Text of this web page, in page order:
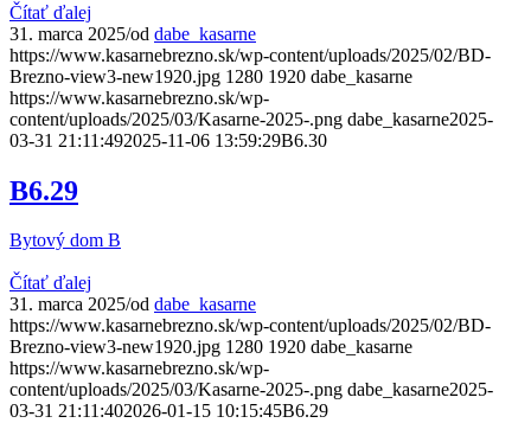
Čítať ďalej
31. marca 2025/od dabe_kasarne
https://www.kasarnebrezno.sk/wp-content/uploads/2025/02/BD-
Brezno-view3-new1920.jpg 1280 1920 dabe_kasarne
https://www.kasarnebrezno.sk/wp-
content/uploads/2025/03/Kasarne-2025-.png dabe_kasarne2025-
03-31 21:11:492025-11-06 13:59:29B6.30
B6.29
Bytový dom B
Čítať ďalej
31. marca 2025/od dabe_kasarne
https://www.kasarnebrezno.sk/wp-content/uploads/2025/02/BD-
Brezno-view3-new1920.jpg 1280 1920 dabe_kasarne
https://www.kasarnebrezno.sk/wp-
content/uploads/2025/03/Kasarne-2025-.png dabe_kasarne2025-
03-31 21:11:402026-01-15 10:15:45B6.29